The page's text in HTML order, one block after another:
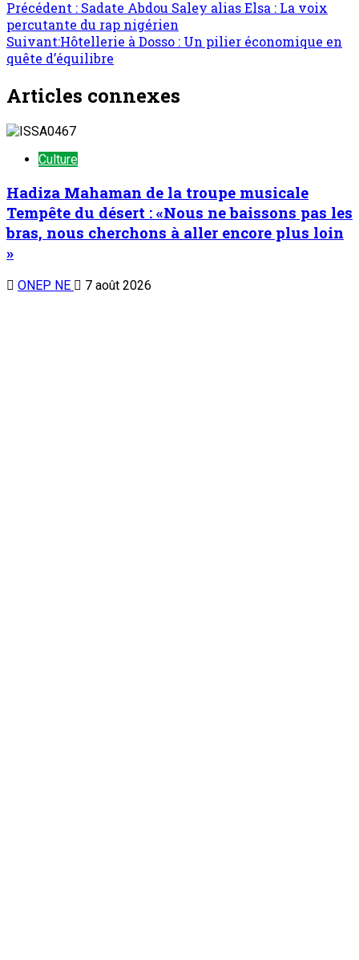
Précédent : Sadate Abdou Saley alias Elsa : La voix
percutante du rap nigérien
Suivant:Hôtellerie à Dosso : Un pilier économique en
quête d’équilibre
Articles connexes
Culture
Hadiza Mahaman de la troupe musicale
Tempête du désert : «Nous ne baissons pas les
bras, nous cherchons à aller encore plus loin
»
ONEP NE 7 août 2026